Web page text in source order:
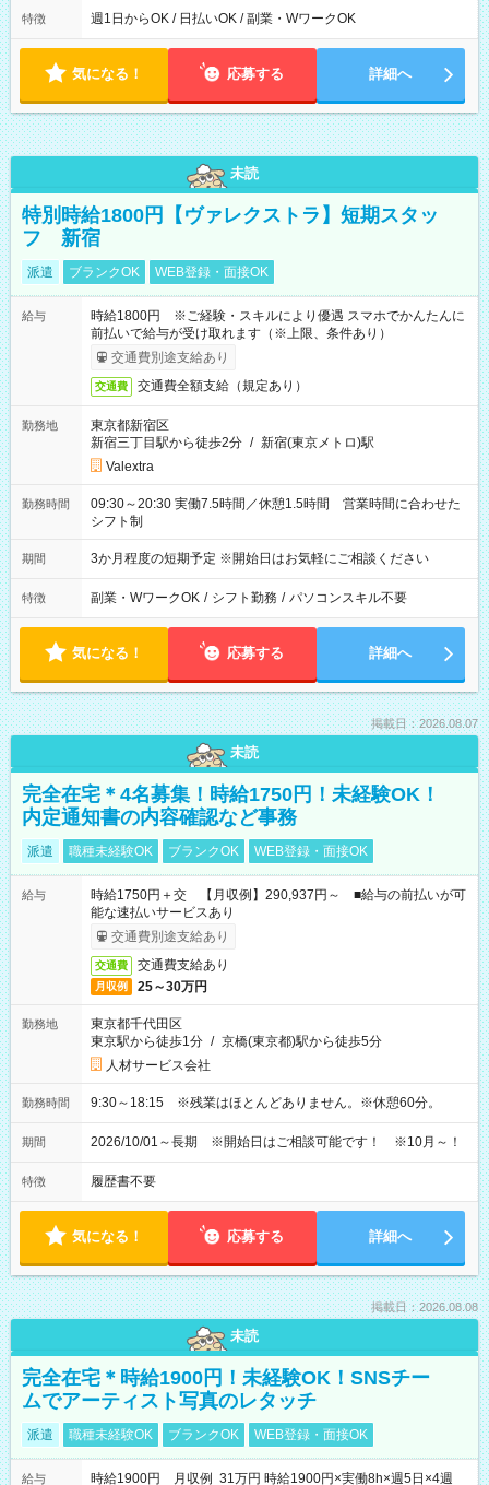
能！ └平日・土曜日の中で、お好きな曜日でご勤務いただけま
18:00 などのように、自由な働き方が可能なお仕事です！
特徴 週1日からOK / 日払いOK / 副業・WワークOK
気になる！ 応募する 詳細へ
未読
特別時給1800円【ヴァレクストラ】短期スタッ
フ 新宿
派遣 ブランクOK WEB登録・面接OK
給与
時給1800円 ※ご経験・スキルにより優遇 スマホでかんたんに
前払いで給与が受け取れます（※上限、条件あり）
交通費別途支給あり
交通費 交通費全額支給（規定あり）
勤務地
東京都新宿区
新宿三丁目駅から徒歩2分 / 新宿(東京メトロ)駅
Valextra
勤務時間
09:30～20:30 実働7.5時間／休憩1.5時間 営業時間に合わせた
シフト制
期間 3か月程度の短期予定 ※開始日はお気軽にご相談ください
特徴 副業・WワークOK / シフト勤務 / パソコンスキル不要
気になる！ 応募する 詳細へ
掲載日：2026.08.07
未読
完全在宅＊4名募集！時給1750円！未経験OK！
内定通知書の内容確認など事務
派遣 職種未経験OK ブランクOK WEB登録・面接OK
給与
時給1750円＋交 【月収例】290,937円～ ■給与の前払いが可
能な速払いサービスあり
交通費別途支給あり
交通費 交通費支給あり
月収例 25～30万円
勤務地
東京都千代田区
東京駅から徒歩1分 / 京橋(東京都)駅から徒歩5分
人材サービス会社
勤務時間 9:30～18:15 ※残業はほとんどありません。※休憩60分。
期間 2026/10/01～長期 ※開始日はご相談可能です！ ※10月～！
特徴 履歴書不要
気になる！ 応募する 詳細へ
掲載日：2026.08.08
未読
完全在宅＊時給1900円！未経験OK！SNSチー
ムでアーティスト写真のレタッチ
派遣 職種未経験OK ブランクOK WEB登録・面接OK
給与 時給1900円 月収例 31万円 時給1900円×実働8h×週5日×4週